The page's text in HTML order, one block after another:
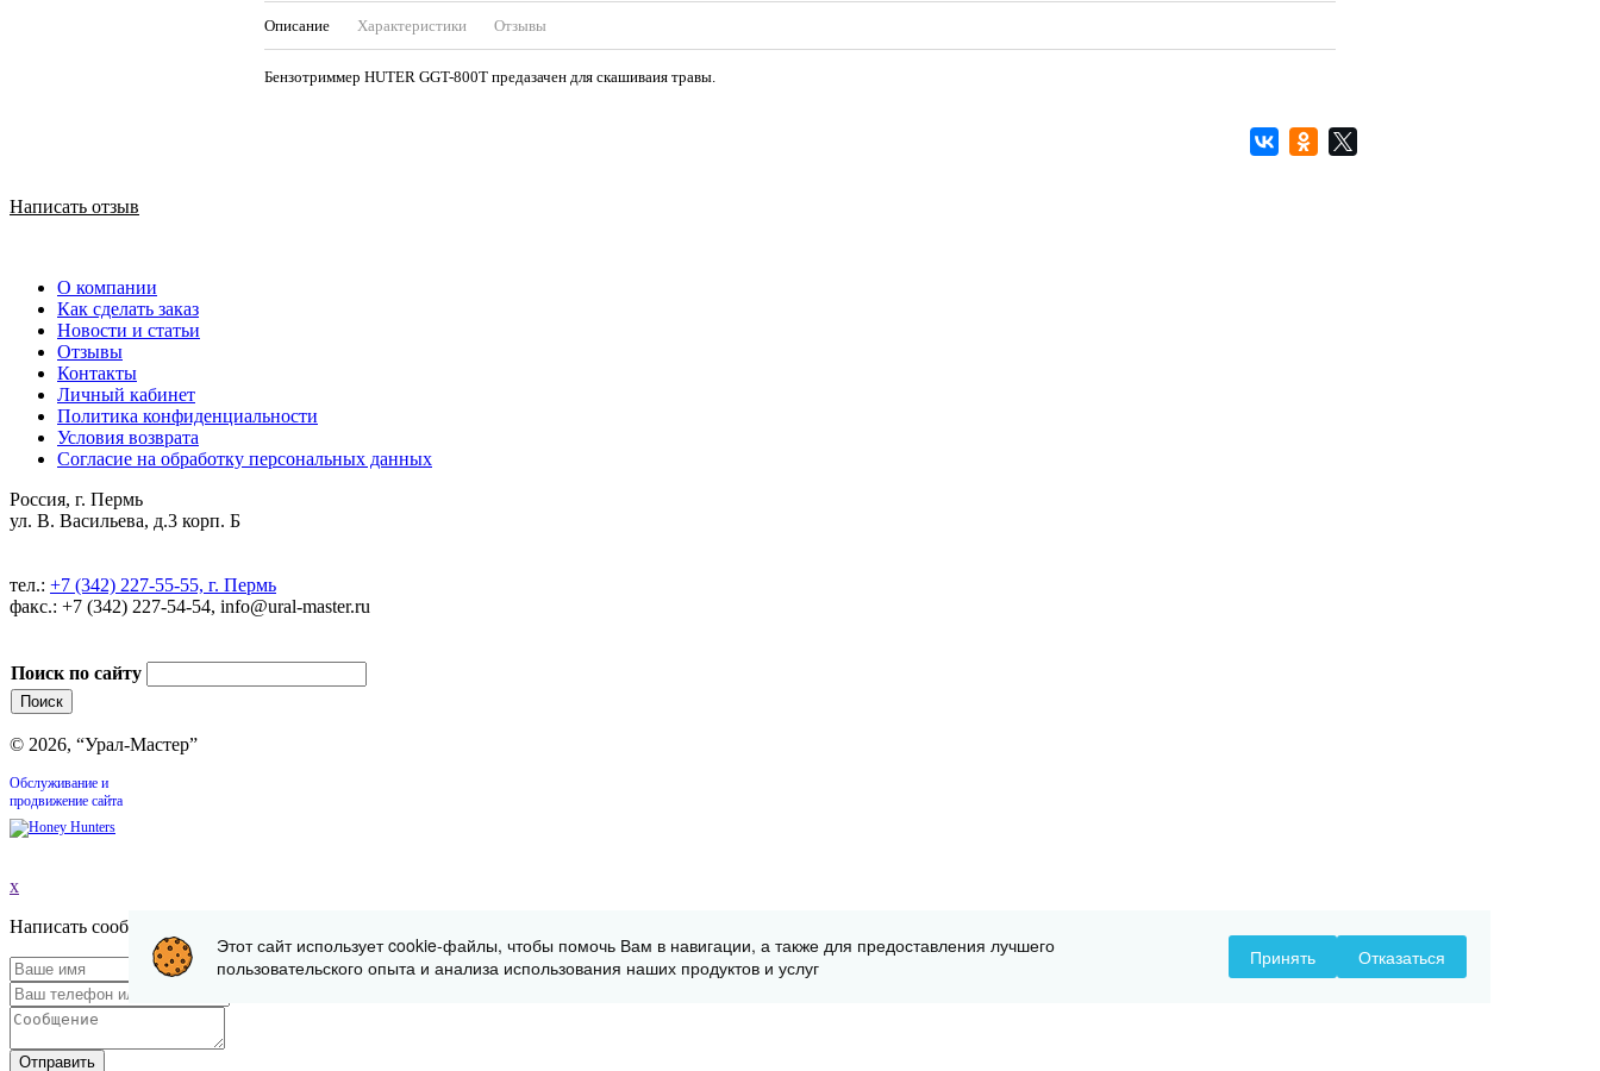
Описание Характеристики Отзывы
Бензотриммер HUTER GGT-800Т предазачен для скашиваия травы.
Написать отзыв
О компании
Как сделать заказ
Новости и статьи
Отзывы
Контакты
Личный кабинет
Политика конфиденциальности
Условия возврата
Согласие на обработку персональных данных
Россия, г. Пермь
ул. В. Васильева, д.3 корп. Б
тел.: +7 (342) 227-55-55, г. Пермь
факс.: +7 (342) 227-54-54, info@ural-master.ru
Поиск по сайту
© 2026, “Урал-Мастер”
Обслуживание и
продвижение сайта
x
Написать сообщение
Отправить
Этот сайт использует cookie-файлы, чтобы помочь Вам в навигации, а также для предоставления лучшего
пользовательского опыта и анализа использования наших продуктов и услуг
Принять Отказаться